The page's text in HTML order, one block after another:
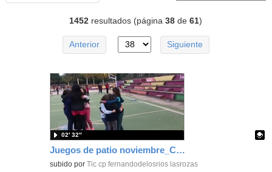
1452 resultados (página38 de61)
Anterior Siguiente
Juegos de patio noviembre_CEIP FDLR_Las Rozas
Contenido educativo.
subido por Tic cp fernandodelosrios lasrozas
02′ 32″